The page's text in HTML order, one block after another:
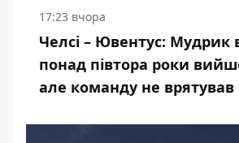
17:23 вчора
Челсі – Ювентус: Мудрик
понад півтора роки
але команду не врятував